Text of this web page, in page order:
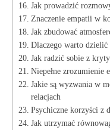
Jak prowadzić
Znaczenie empatii w
Jak zbudować
Dlaczego warto
Jak radzić sobie z
Niepełne zrozumienie
Jakie są wyzwania w
relacjach
Psychiczne korzyści z
Jak utrzymać